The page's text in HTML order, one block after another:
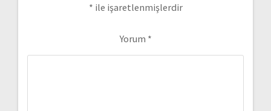
* ile işaretlenmişlerdir
Yorum *